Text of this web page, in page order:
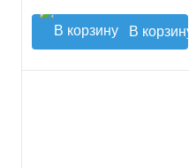
В корзину